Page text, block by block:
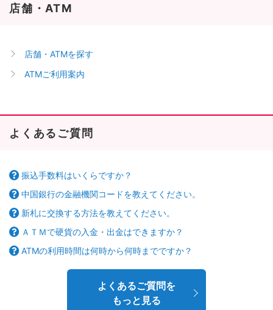
店舗・ATM
店舗・ATMを探す
ATMご利用案内
よくあるご質問
振込手数料はいくらですか？
中国銀行の金融機関コードを教えてください。
新札に交換する方法を教えてください。
ＡＴＭで硬貨の入金・出金はできますか？
ATMの利用時間は何時から何時までですか？
よくあるご質問を
もっと見る